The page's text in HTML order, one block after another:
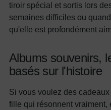
tiroir spécial et sortis lors
semaines difficiles ou
qu'elle est profondément
Albums souvenirs,
basés sur l'histoire
Si vous voulez des
fille qui résonnent